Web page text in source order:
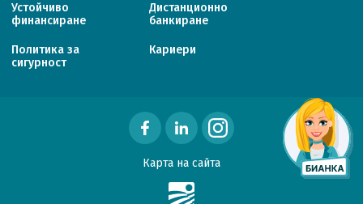
Устойчиво
финансиране
Дистанционно
банкиране
Политика за
сигурност
Кариери
Карта на сайта